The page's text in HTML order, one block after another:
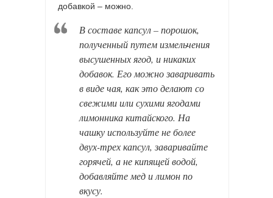
добавкой – можно.
В составе капсул – порошок,
полученный путем измельчения
высушенных ягод, и никаких
добавок. Его можно заваривать
в виде чая, как это делают со
свежими или сухими ягодами
лимонника китайского. На
чашку используйте не более
двух-трех капсул, заваривайте
горячей, а не кипящей водой,
добавляйте мед и лимон по
вкусу.